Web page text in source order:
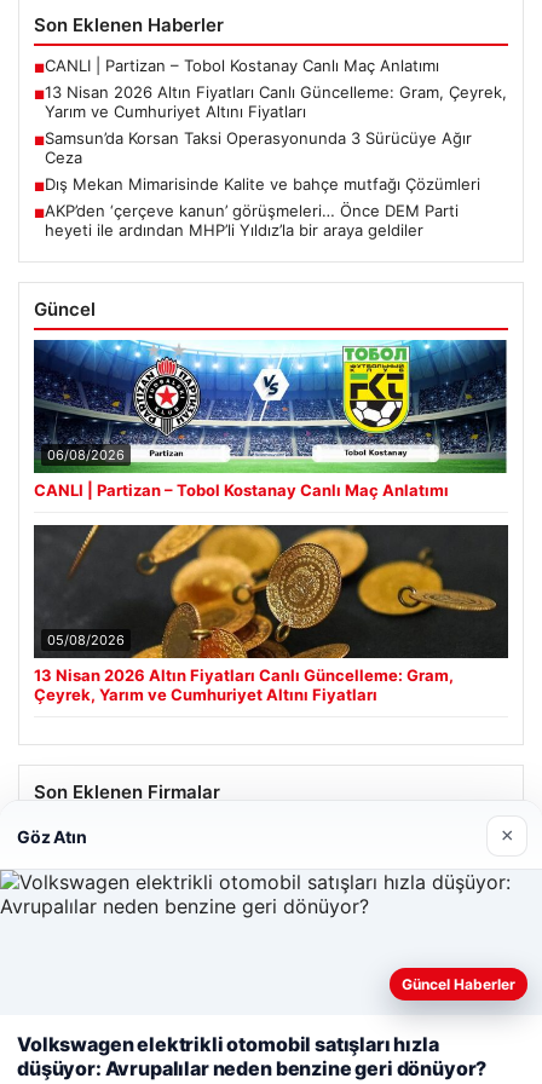
Son Eklenen Haberler
■CANLI | Partizan – Tobol Kostanay Canlı Maç Anlatımı
■13 Nisan 2026 Altın Fiyatları Canlı Güncelleme: Gram, Çeyrek,
Yarım ve Cumhuriyet Altını Fiyatları
■Samsun’da Korsan Taksi Operasyonunda 3 Sürücüye Ağır
Ceza
■Dış Mekan Mimarisinde Kalite ve bahçe mutfağı Çözümleri
■AKP’den ‘çerçeve kanun’ görüşmeleri… Önce DEM Parti
heyeti ile ardından MHP’li Yıldız’la bir araya geldiler
Güncel
06/08/2026
CANLI | Partizan – Tobol Kostanay Canlı Maç Anlatımı
05/08/2026
13 Nisan 2026 Altın Fiyatları Canlı Güncelleme: Gram,
Çeyrek, Yarım ve Cumhuriyet Altını Fiyatları
Son Eklenen Firmalar
Hastaş Beton
26/05/2026
© 2026 Kimce – Güncel Haberler
Web sitemizi nasıl kullandığınızı daha iyi anlayabilmek,
kullanıyoruz.Çerez Politikamız
Göz Atın ×
Güncel Haberler
Volkswagen elektrikli otomobil satışları hızla
düşüyor: Avrupalılar neden benzine geri dönüyor?